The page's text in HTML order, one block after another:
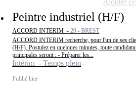
Peintre industriel (H/F)
ACCORD INTERIM - 29 - BREST
ACCORD INTERIM recherche, pour l'un de ses
(H/F). Postulez en quelques minutes, toute
principales seront : - Préparer les...
Intérim - Temps plein
Publié hier